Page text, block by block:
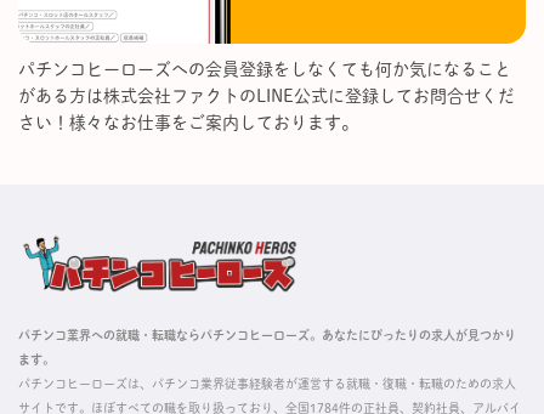
パチンコヒーローズへの会員登録をしなくても何か気になること
がある方は株式会社ファクトのLINE公式に登録してお問合せくだ
さい！様々なお仕事をご案内しております。
パチンコ業界への就職・転職ならパチンコヒーローズ。あなたにぴったりの求人が見つかり
ます。
パチンコヒーローズは、パチンコ業界従事経験者が運営する就職・復職・転職のための求人
サイトです。ほぼすべての職を取り扱っており、全国1784件の正社員、契約社員、アルバイ